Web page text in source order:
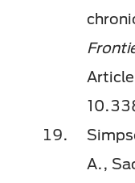
A.,